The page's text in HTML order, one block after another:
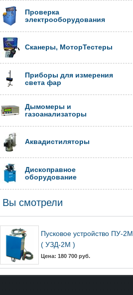
Проверка
электрооборудования
Сканеры, МоторТестеры
Приборы для измерения
света фар
Дымомеры и
газоанализаторы
Аквадистиляторы
Дископравное
оборудование
Вы смотрели
Пусковое устройство ПУ-2М
( УЗД-2М )
Цена: 180 700 руб.